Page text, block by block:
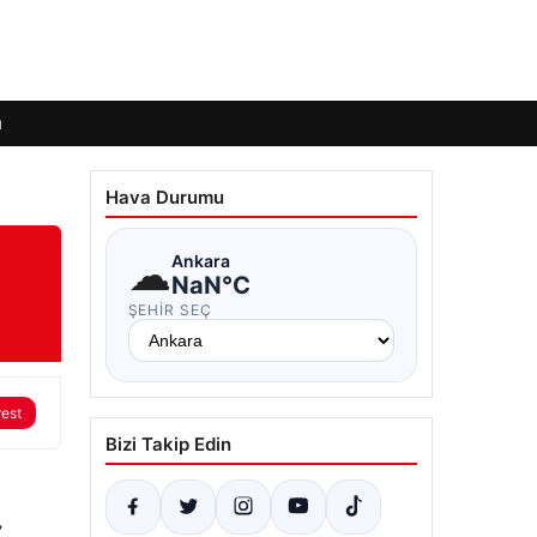
Hava Durumu
☁Ankara
NaN°C
ŞEHIR SEÇ
Bizi Takip Edin